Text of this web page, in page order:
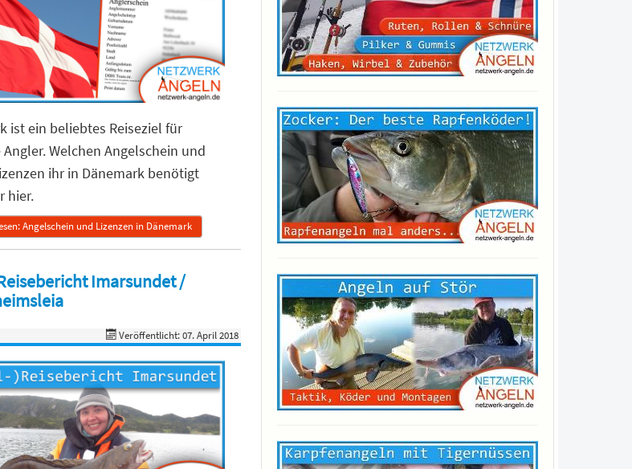
ist ein beliebtes Reiseziel für
Welchen Angelschein und
ihr in Dänemark benötigt
hier.
Angelschein und Lizenzen in Dänemark
Imarsundet /
Veröffentlicht: 07. April 2018